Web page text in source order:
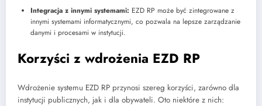
Integracja z innymi systemami: EZD RP może być zintegrowane z
innymi systemami informatycznymi, co pozwala na lepsze zarządzanie
danymi i procesami w instytucji.
Korzyści z wdrożenia EZD RP
Wdrożenie systemu EZD RP przynosi szereg korzyści, zarówno dla
instytucji publicznych, jak i dla obywateli. Oto niektóre z nich: